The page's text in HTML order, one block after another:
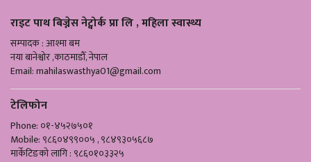
राइट पाथ बिज्नेस नेट्वोर्क प्रा लि , महिला स्वास्थ्य
सम्पादक : आश्मा बम
नया बानेश्वोर ,काठमाडौँ, नेपाल
Email:mahilaswasthya01@gmail.com
टेलिफोन
Phone: ०१-४५२७५०१
Mobile: ९८६०४९९००५ , ९८४९३०५६८७
मार्केटिङको लागि : ९८६०१०३३२५